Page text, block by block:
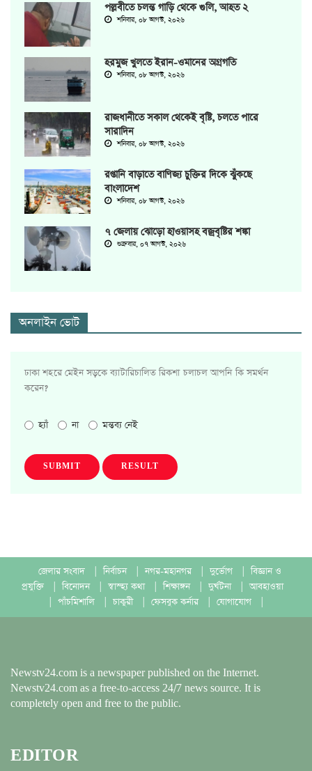
পল্লবীতে চলন্ত গাড়ি থেকে গুলি, আহত ২
শনিবার, ০৮ আগস্ট, ২০২৬
হরমুজ খুলতে ইরান-ওমানের অগ্রগতি
শনিবার, ০৮ আগস্ট, ২০২৬
রাজধানীতে সকাল থেকেই বৃষ্টি, চলতে পারে
সারাদিন
শনিবার, ০৮ আগস্ট, ২০২৬
রপ্তানি বাড়াতে বাণিজ্য চুক্তির দিকে ঝুঁকছে
বাংলাদেশ
শনিবার, ০৮ আগস্ট, ২০২৬
৭ জেলায় ঝোড়ো হাওয়াসহ বজ্রবৃষ্টির শঙ্কা
শুক্রবার, ০৭ আগস্ট, ২০২৬
অনলাইন ভোট
ঢাকা শহরে মেইন সড়কে ব্যাটারিচালিত রিকশা চলাচল আপনি কি সমর্থন
করেন?
হ্যাঁ না মন্তব্য নেই
SUBMIT RESULT
জেলার সংবাদ নির্বাচন নগর-মহানগর দুর্ভোগ
বিজ্ঞান ও
প্রযুক্তি
বিনোদন স্বাস্হ্য কথা শিক্ষাঙ্গন দুর্ঘটনা
আবহাওয়া
পাঁচমিশালি চাকুরী ফেসবুক কর্নার যোগাযোগ
Newstv24.com is a newspaper published on the Internet.
Newstv24.com as a free-to-access 24/7 news source. It is
completely open and free to the public.
EDITOR